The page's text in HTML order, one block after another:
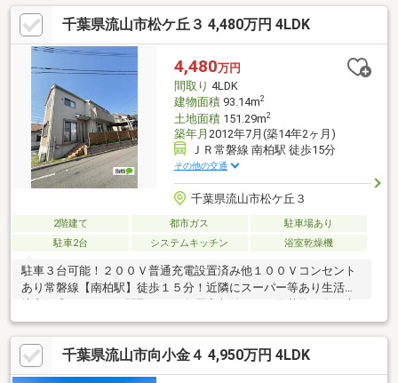
い】～◆毎月支払う住居費って自分達はいくらなら大丈夫かな。
◆歳を重ねてもずっと安心して暮らせる場所がいい！◆購入はし
たいけど、手続きとか税金とか色々心配。期待も大きい反面、悩
みや不安も多いと思います。不動産売買専門店でお客様と一緒に
悩んできた数が多い私達だから解決出来る問題があります。
千葉県流山市松ケ丘３ 4,480万円 4LDK
4,480万円
間取り 4LDK
建物面積93.14m2
土地面積151.29m2
築年月 2012年7月(築14年2ヶ月)
ＪＲ常磐線 南柏駅 徒歩15分
その他の交通
千葉県流山市松ケ丘３
2階建て 都市ガス
駐車場あり
駐車2台
システムキッチン 浴室乾燥機
駐車３台可能！２００Ｖ普通充電設置済み他１００Ｖコンセント
あり常磐線【南柏駅】徒歩１５分！近隣にスーパー等あり生活環
にお勧め！
千葉県流山市向小金４ 4,950万円 4LDK